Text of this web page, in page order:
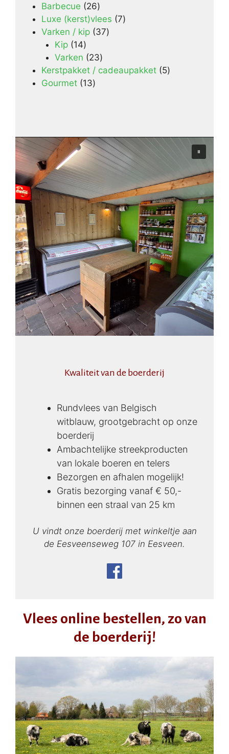
producten
Barbecue 2626
producten
Luxe (kerst)vlees 77
Varken / kip 3737
Kip 1414
producten
Varken 2323
producten
Kerstpakket / cadeaupakket 55
Gourmet 1313
Kwaliteit van de boerderij
Rundvlees van Belgisch
witblauw, grootgebracht op onze
boerderij
Ambachtelijke streekproducten
van lokale boeren en telers
Bezorgen en afhalen mogelijk!
Gratis bezorging vanaf € 50,-
binnen een straal van 25 km
U vindt onze boerderij met winkeltje aan
de Eesveenseweg 107 in Eesveen.
Vlees online bestellen, zo van
de boerderij!